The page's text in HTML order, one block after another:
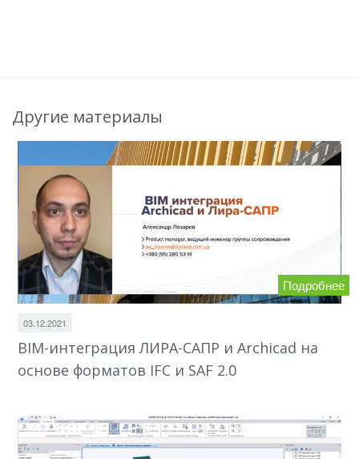
Другие материалы
Подробнее
03.12.2021
BIM-интеграция ЛИРА-САПР и Archicad на
основе форматов IFC и SAF 2.0